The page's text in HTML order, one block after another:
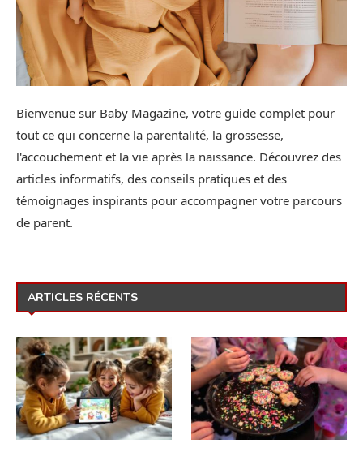
Bienvenue sur Baby Magazine, votre guide complet pour
tout ce qui concerne la parentalité, la grossesse,
l'accouchement et la vie après la naissance. Découvrez des
articles informatifs, des conseils pratiques et des
témoignages inspirants pour accompagner votre parcours
de parent.
ARTICLES RÉCENTS